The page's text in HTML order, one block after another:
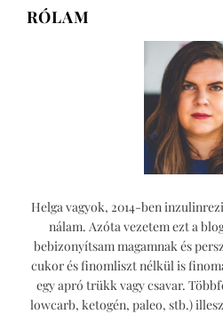
RÓLAM
Helga vagyok, 2014-ben
nálam. Azóta vezetem ezt a
bebizonyítsam magamnak és
cukor és finomliszt nélkül is
egy apró trükk vagy csavar.
lowcarb, ketogén, paleo, stb.)